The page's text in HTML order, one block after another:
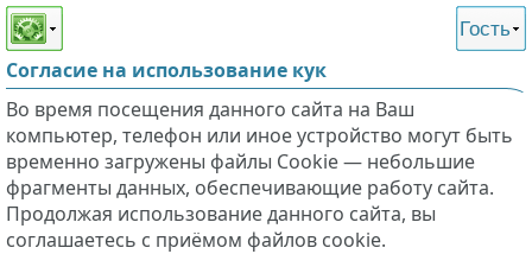
Этот сайт поддерживает
слабовидящих
Гость
Согласие на использование кук
Во время посещения данного сайта на Ваш
компьютер, телефон или иное устройство могут быть
временно загружены файлы Cookie — небольшие
фрагменты данных, обеспечивающие работу сайта.
Продолжая использование данного сайта, вы
соглашаетесь с приёмом файлов cookie.